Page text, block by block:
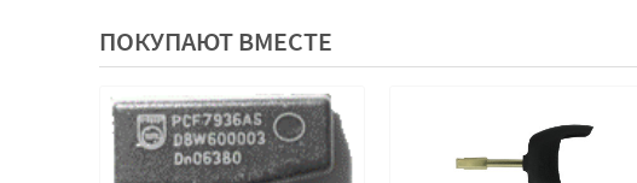
ПОКУПАЮТ ВМЕСТЕ